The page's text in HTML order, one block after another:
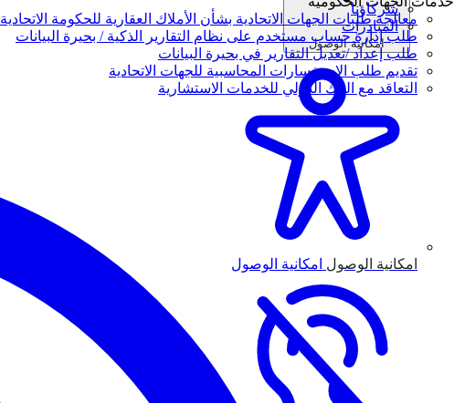
معالجة طلبات الجهات الاتحادية بشأن الأملاك العقارية للحكومة الاتحادية
طلب إدارة حساب مستخدم على نظام التقارير الذكية / بحيرة البيانات
طلب إعداد /تعديل التقارير في بحيرة البيانات
تقديم طلب الاستفسارات المحاسبية للجهات الاتحادية
التعاقد مع البنك الدولي للخدمات الاستشارية
شركاؤنا
المبادرات
امكانية الوصول
امكانية الوصول امكانية الوصول